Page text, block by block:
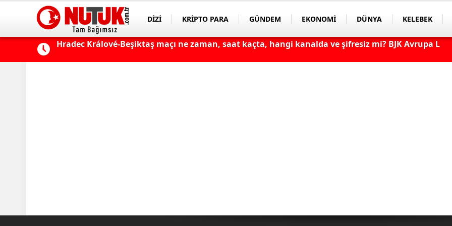
DİZİ KRİPTO PARA GÜNDEM EKONOMİ DÜNYA KELEBEK
Ligi Fenerbahçe - Sturm Graz Maçı Ne Zaman, Saat Kaçta, Hangi Kanalda? TV100 Şifresiz Canlı Maç İzle